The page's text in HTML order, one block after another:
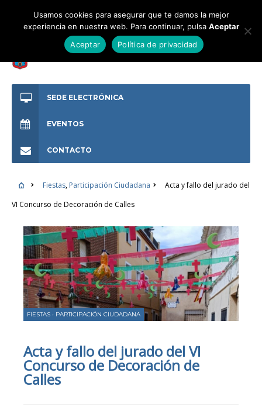
SEDE ELECTRÓNICA
EVENTOS
CONTACTO
Fiestas, Participación Ciudadana
Acta y fallo del jurado del
VI Concurso de Decoración de Calles
FIESTAS • PARTICIPACIÓN CIUDADANA
Acta y fallo del jurado del VI
Concurso de Decoración de
Calles
Usamos cookies para asegurar que te damos la mejor
experiencia en nuestra web. Para continuar, pulsa Aceptar
Aceptar
Política de privacidad